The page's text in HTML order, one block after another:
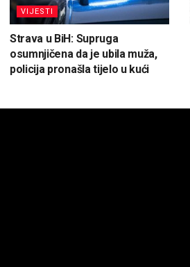
VIJESTI
Strava u BiH: Supruga
osumnjičena da je ubila muža,
policija pronašla tijelo u kući